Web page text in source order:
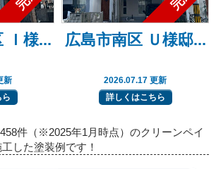
Ｉ様...
新
ら
広島市南区 Ｕ様邸...
2026.07.17 更新
詳しくはこちら
件（※2025年1月時点）のクリーンペイ
した塗装例です！